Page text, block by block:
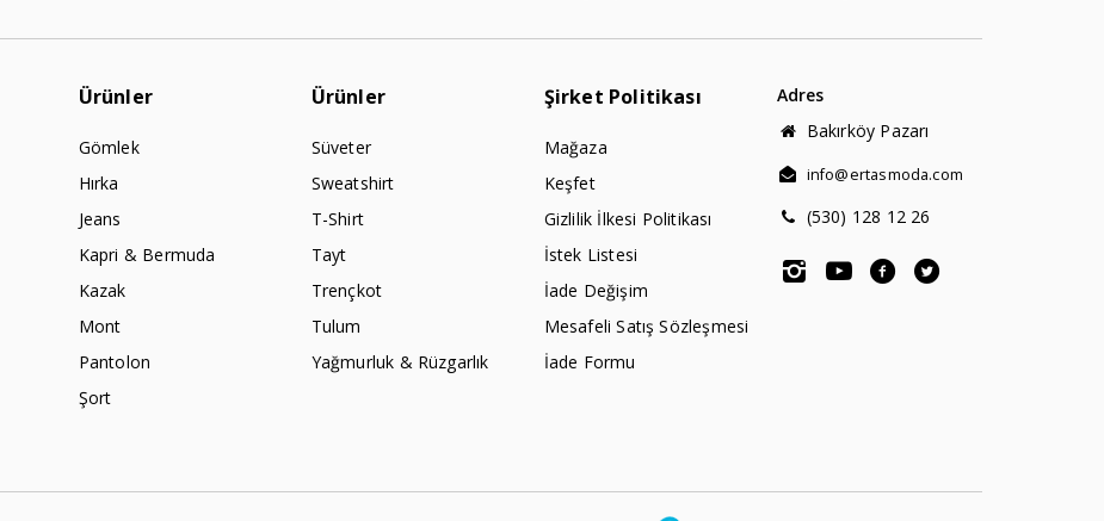
Ürünler
Gömlek
Hırka
Jeans
Kapri & Bermuda
Kazak
Mont
Pantolon
Şort
Ürünler
Süveter
Sweatshirt
T-Shirt
Tayt
Trençkot
Tulum
Yağmurluk & Rüzgarlık
Şirket Politikası
Mağaza
Keşfet
Gizlilik İlkesi Politikası
İstek Listesi
İade Değişim
Mesafeli Satış Sözleşmesi
İade Formu
Adres
Bakırköy Pazarı
info@ertasmoda.com
(530) 128 12 26